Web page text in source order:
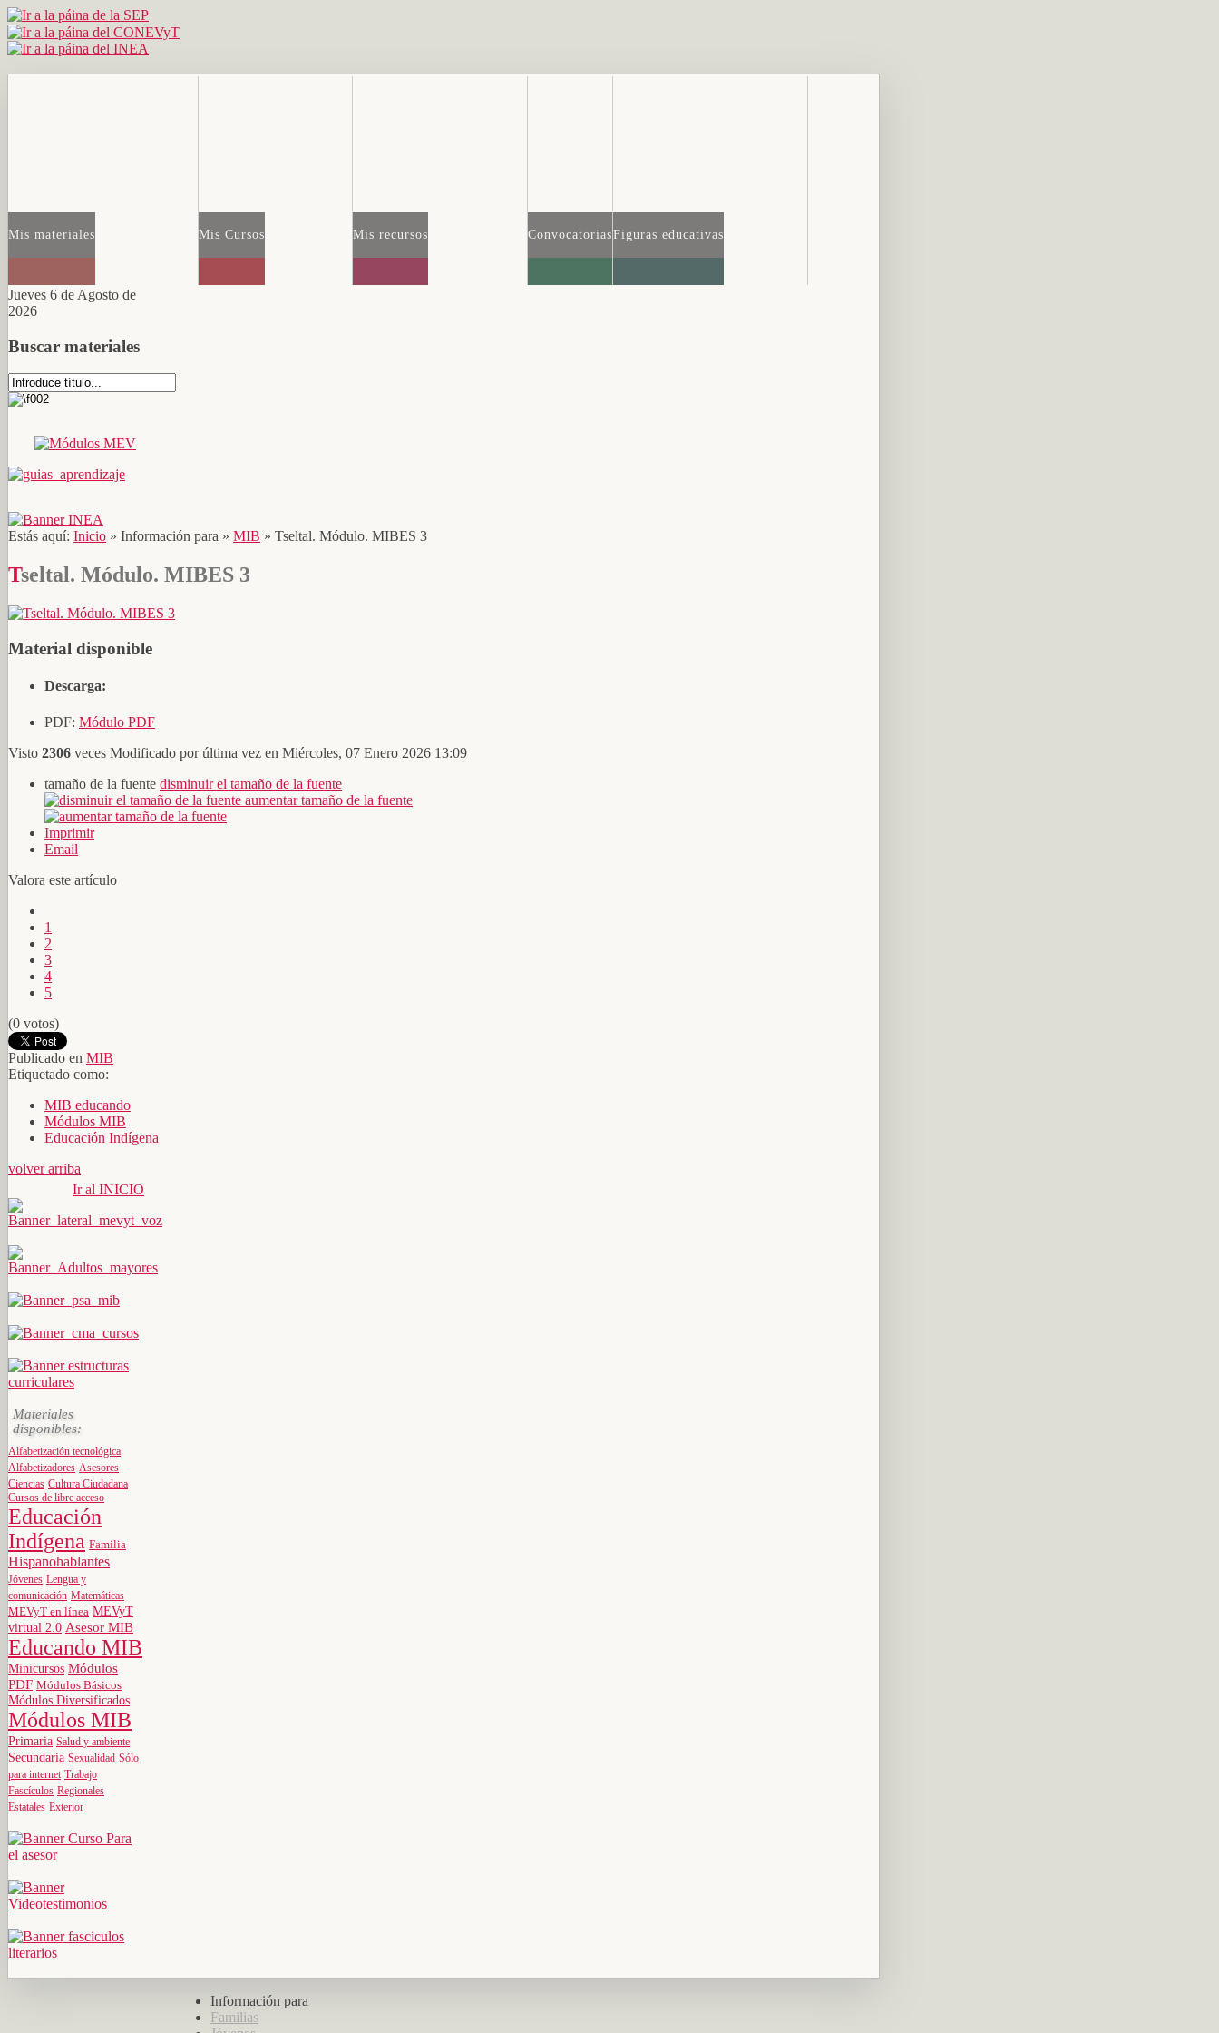
Mis materiales Mis Cursos Mis recursos ConvocatoriasFiguras educativas
Jueves 6 de Agosto de
2026
Buscar materiales
Estás aquí: Inicio » Información para » MIB » Tseltal. Módulo. MIBES 3
Tseltal. Módulo. MIBES 3
Material disponible
Descarga:
PDF: Módulo PDF
Visto 2306 veces Modificado por última vez en Miércoles, 07 Enero 2026 13:09
tamaño de la fuente disminuir el tamaño de la fuente
aumentar tamaño de la fuente
Imprimir
Email
Valora este artículo
1
2
3
4
5
(0 votos)
Publicado en MIB
Etiquetado como:
MIB educando
Módulos MIB
Educación Indígena
volver arriba
Ir al INICIO
Materiales
disponibles:
Alfabetización tecnológica
Alfabetizadores Asesores
Ciencias Cultura Ciudadana
Cursos de libre acceso
Educación
Indígena Familia
Hispanohablantes
Jóvenes Lengua y
comunicación Matemáticas
MEVyT en línea MEVyT
virtual 2.0 Asesor MIB
Educando MIB
Minicursos Módulos
PDF Módulos Básicos
Módulos Diversificados
Módulos MIB
Primaria Salud y ambiente
Secundaria Sexualidad Sólo
para internet Trabajo
Fascículos Regionales
Estatales Exterior
Información para
Familias